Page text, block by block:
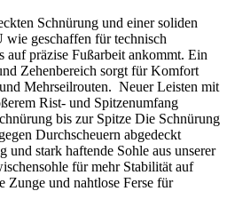
Schnürung und einer soliden
wie geschaffen für technisch
auf präzise Fußarbeit ankommt. Ein
Zehenbereich sorgt für Komfort
Mehrseilrouten. Neuer Leisten mit
Rist- und Spitzenumfang
bis zur Spitze Die Schnürung
Durchscheuern abgedeckt
stark haftende Sohle aus unserer
für mehr Stabilität auf
Zunge und nahtlose Ferse für